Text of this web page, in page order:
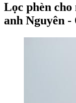
Lọc phèn
anh Nguyên -